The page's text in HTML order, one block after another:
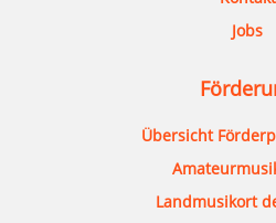
Jobs
Übersicht
Landmusikort